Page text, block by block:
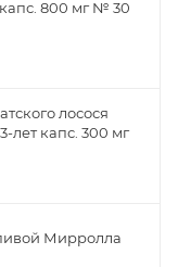
800 мг № 30
лосося
лет капс. 300 мг
Мирролла